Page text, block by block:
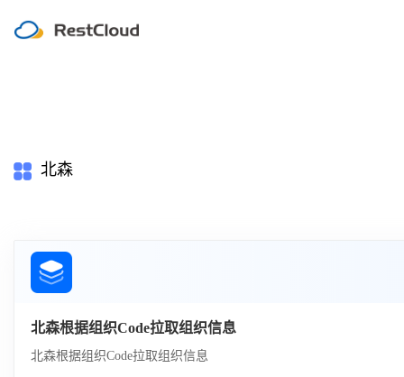
北森
北森根据组织Code拉取组织信息
北森根据组织Code拉取组织信息